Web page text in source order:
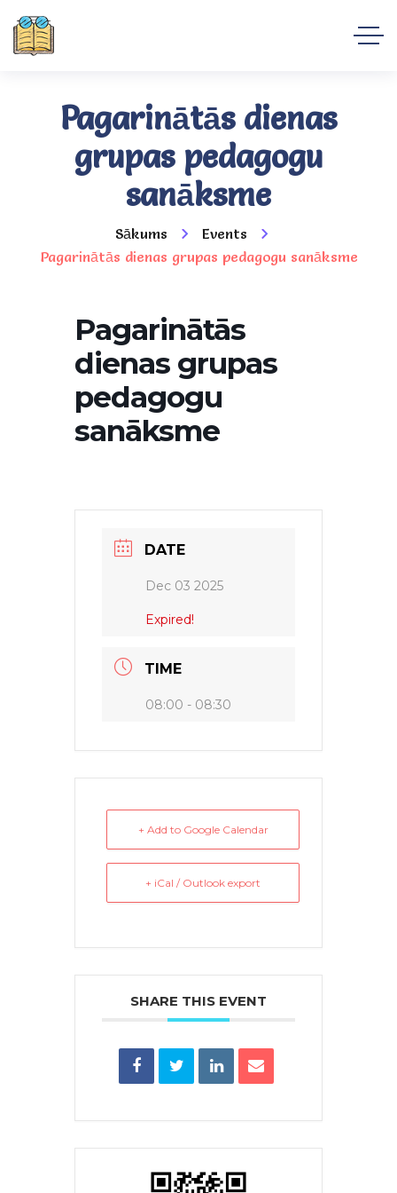
Pagarinātās dienas
grupas pedagogu
sanāksme
Sākums
Events
Pagarinātās dienas grupas pedagogu sanāksme
Pagarinātās
dienas grupas
pedagogu
sanāksme
DATE
Dec 03 2025
Expired!
TIME
08:00 - 08:30
+ Add to Google Calendar
+ iCal / Outlook export
SHARE THIS EVENT